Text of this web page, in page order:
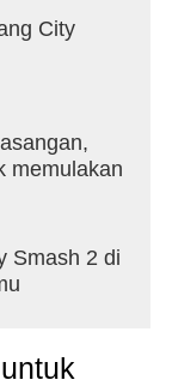
City
memulakan
Smash 2 di